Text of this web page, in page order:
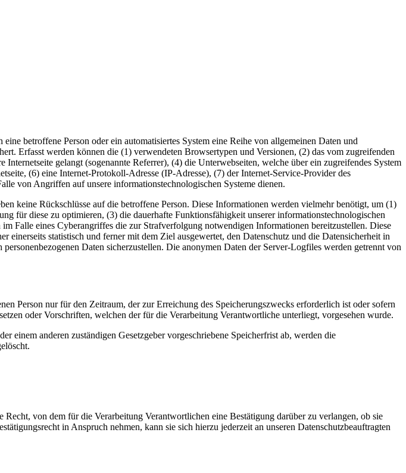
betroffene Person oder ein automatisiertes System eine Reihe von allgemeinen Daten und
Erfasst werden können die (1) verwendeten Browsertypen und Versionen, (2) das vom zugreifenden
gelangt (sogenannte Referrer), (4) die Unterwebseiten, welche über ein zugreifendes System
(6) eine Internet-Protokoll-Adresse (IP-Adresse), (7) der Internet-Service-Provider des
von Angriffen auf unsere informationstechnologischen Systeme dienen.
keine Rückschlüsse auf die betroffene Person. Diese Informationen werden vielmehr benötigt, um (1)
für diese zu optimieren, (3) die dauerhafte Funktionsfähigkeit unserer informationstechnologischen
Falle eines Cyberangriffes die zur Strafverfolgung notwendigen Informationen bereitzustellen. Diese
statistisch und ferner mit dem Ziel ausgewertet, den Datenschutz und die Datensicherheit in
Daten sicherzustellen. Die anonymen Daten der Server-Logfiles werden getrennt von
Person nur für den Zeitraum, der zur Erreichung des Speicherungszwecks erforderlich ist oder sofern
oder Vorschriften, welchen der für die Verarbeitung Verantwortliche unterliegt, vorgesehen wurde.
einem anderen zuständigen Gesetzgeber vorgeschriebene Speicherfrist ab, werden die
von dem für die Verarbeitung Verantwortlichen eine Bestätigung darüber zu verlangen, ob sie
in Anspruch nehmen, kann sie sich hierzu jederzeit an unseren Datenschutzbeauftragten